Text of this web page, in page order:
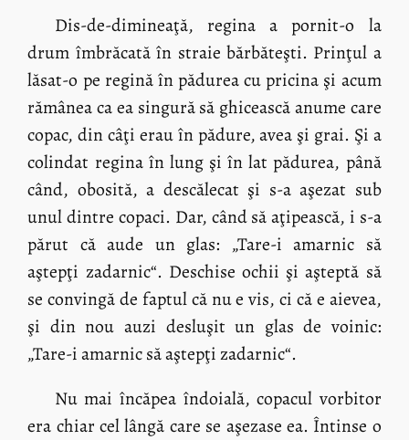
Dis-de-dimineaţă, regina a pornit-o la
drum îmbrăcată în straie bărbăteşti. Prinţul a
lăsat-o pe regină în pădurea cu pricina şi acum
rămânea ca ea singură să ghicească anume care
copac, din câţi erau în pădure, avea şi grai. Şi a
colindat regina în lung şi în lat pădurea, până
când, obosită, a descălecat şi s-a aşezat sub
unul dintre copaci. Dar, când să aţipească, i s-a
părut că aude un glas: „Tare-i amarnic să
aştepţi zadarnic“. Deschise ochii şi aşteptă să
se convingă de faptul că nu e vis, ci că e aievea,
şi din nou auzi desluşit un glas de voinic:
„Tare-i amarnic să aştepţi zadarnic“.
Nu mai încăpea îndoială, copacul vorbitor
era chiar cel lângă care se aşezase ea. Întinse o